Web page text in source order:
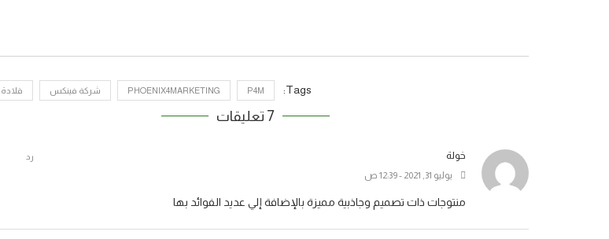
Tags:
P4M
PHOENIX4MARKETING شركة فينكس
7 تعليقات
خولة
يوليو 31, 2021 - 12:39 ص
منتوجات ذات تصميم وجاذبية مميزة بالإضافة إلي عديد الفوائد بها
رد